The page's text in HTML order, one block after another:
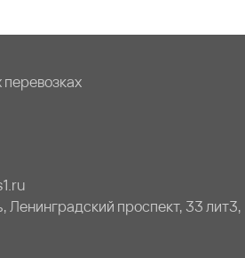
Ленинградский проспект, 33 лит3,